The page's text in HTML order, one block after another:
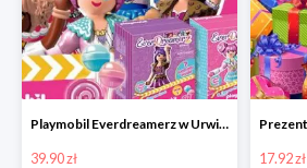
Playmobil Everdreamerz w Urwis.pl za 39,90 zł
39.90 zł 17.92 zł